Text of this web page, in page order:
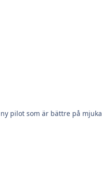
pilot som är bättre på mjuka